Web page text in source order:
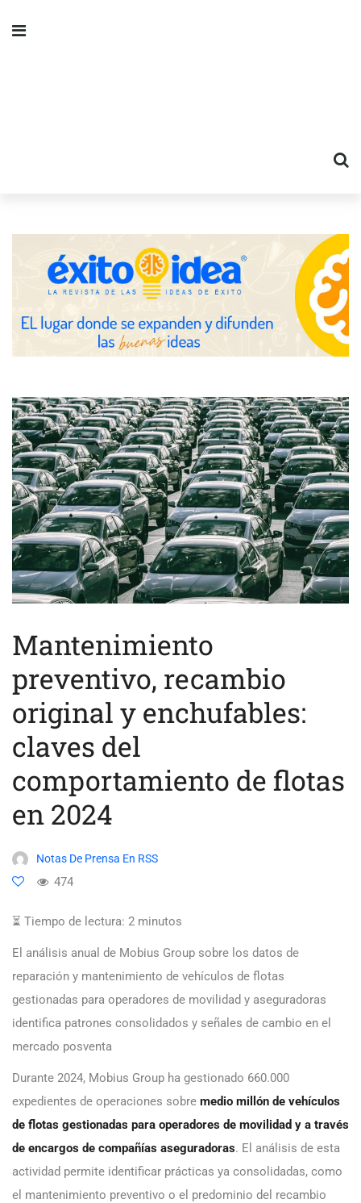
Mantenimiento
preventivo, recambio
original y enchufables:
claves del
comportamiento de flotas
en 2024
Notas De Prensa En RSS
474
⏳ Tiempo de lectura: 2 minutos
El análisis anual de Mobius Group sobre los datos de
reparación y mantenimiento de vehículos de flotas
gestionadas para operadores de movilidad y aseguradoras
identifica patrones consolidados y señales de cambio en el
mercado posventa
Durante 2024, Mobius Group ha gestionado 660.000
expedientes de operaciones sobre medio millón de vehículos
de flotas gestionadas para operadores de movilidad y a través
de encargos de compañías aseguradoras. El análisis de esta
actividad permite identificar prácticas ya consolidadas, como
el mantenimiento preventivo o el predominio del recambio